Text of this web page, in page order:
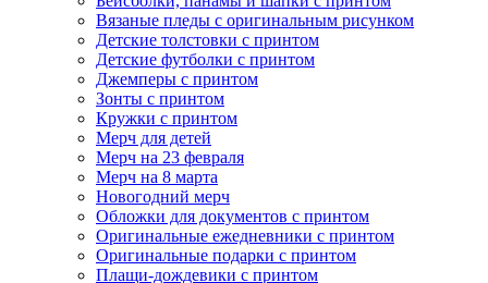
Вязаные пледы с оригинальным рисунком
Детские толстовки с принтом
Детские футболки с принтом
Джемперы с принтом
Зонты с принтом
Кружки с принтом
Мерч для детей
Мерч на 23 февраля
Мерч на 8 марта
Новогодний мерч
Обложки для документов с принтом
Оригинальные ежедневники с принтом
Оригинальные подарки с принтом
Плащи-дождевики с принтом